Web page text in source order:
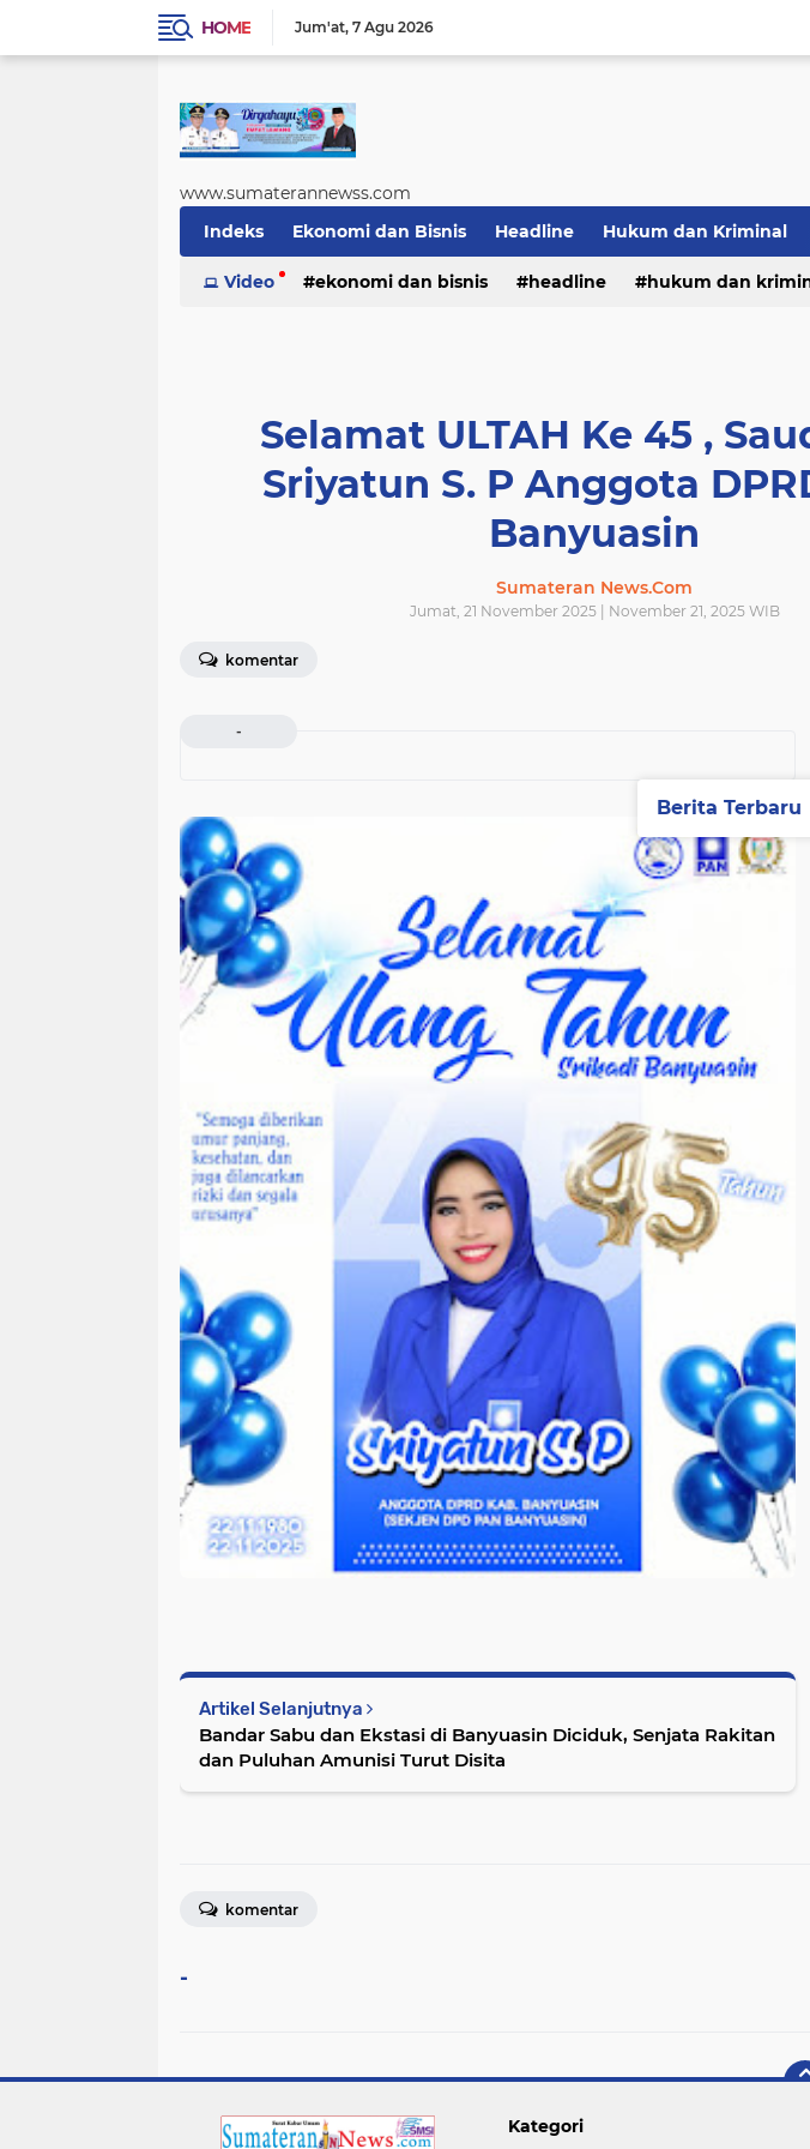
HOME Jum'at 7 Agu 2026
www.sumaterannewss.com
Indeks
Ekonomi dan Bisnis Headline Hukum dan Kriminal
Sosial dan Budaya Sumsel Update
Video ekonomi dan bisnis headline hukum dan
Selamat ULTAH Ke 45 ,
Sriyatun S. P Anggota
Banyuasin
Sumateran News.Com
Jumat, 21 November 2025 | November 21, 2025 WIB
komentar
-
Artikel Selanjutnya
Bandar Sabu dan Ekstasi di Banyuasin Diciduk, Senjata Rakitan
dan Puluhan Amunisi Turut Disita
komentar
-
Kategori
Berita Terbaru